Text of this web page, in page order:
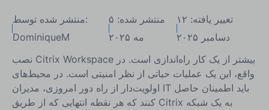
منتشر شده توسط:
DominiqueM
منتشر شده: ۵
مه ۲۰۲۵
تغییر یافته: ۱۲
دسامبر ۲۰۲۵
نصب Citrix Workspace بیشتر از یک کار راه‌اندازی است. در
واقع، این یک عملیات حیاتی از نظر امنیتی است. در محیط‌های
اولویت‌دار از راه دور امروزی، مدیران IT باید اطمینان حاصل
کنند که هر نقطه انتهایی که از طریق Citrix به یک شبکه